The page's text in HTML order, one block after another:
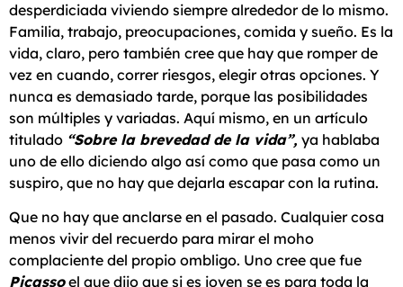
desperdiciada viviendo siempre alrededor de lo mismo.
Familia, trabajo, preocupaciones, comida y sueño. Es la
vida, claro, pero también cree que hay que romper de
vez en cuando, correr riesgos, elegir otras opciones. Y
nunca es demasiado tarde, porque las posibilidades
son múltiples y variadas. Aquí mismo, en un artículo
titulado “Sobre la brevedad de la vida”, ya hablaba
uno de ello diciendo algo así como que pasa como un
suspiro, que no hay que dejarla escapar con la rutina.
Que no hay que anclarse en el pasado. Cualquier cosa
menos vivir del recuerdo para mirar el moho
complaciente del propio ombligo. Uno cree que fue
Picassoel que dijo que si es joven se es para toda la